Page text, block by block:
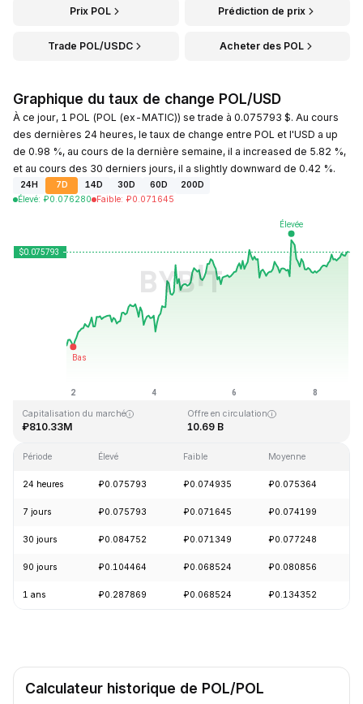
Prix POL Prédiction de prix
Trade POL/USDC Acheter des POL
Graphique du taux de change POL/USD
À ce jour, 1 POL (POL (ex-MATIC)) se trade à 0.075793 $. Au cours
des dernières 24 heures, le taux de change entre POL et l'USD a up
de 0.98 %, au cours de la dernière semaine, il a increased de 5.82 %,
et au cours des 30 derniers jours, il a slightly downward de 0.42 %.
24H 7D 14D 30D 60D
200D
Élevé: ₽0.076280 Faible: ₽0.071645
Dernière mise à jour : 2026-08-08, 19:16 GMT+0
₽0.067711
Capitalisation du marché
₽810.33M
Offre en circulation
10.69 B
Période Élevé Faible Moyenne
24 heures ₽0.075793 ₽0.074935 ₽0.075364
7 jours ₽0.075793 ₽0.071645 ₽0.074199
30 jours ₽0.084752 ₽0.071349 ₽0.077248
90 jours ₽0.104464 ₽0.068524 ₽0.080856
1 ans ₽0.287869 ₽0.068524 ₽0.134352
Calculateur historique de POL/POL